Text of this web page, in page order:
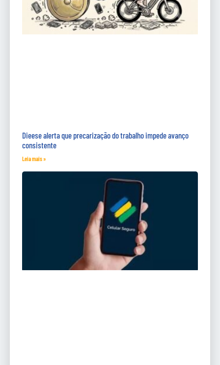
Dieese alerta que precarização do trabalho impede avanço
consistente
Leia mais »